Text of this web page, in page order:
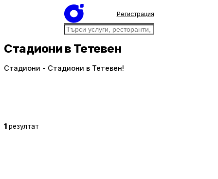
Регистрация
Стадиони в Тетевен
Стадиони - Стадиони в Тетевен!
1 резултат